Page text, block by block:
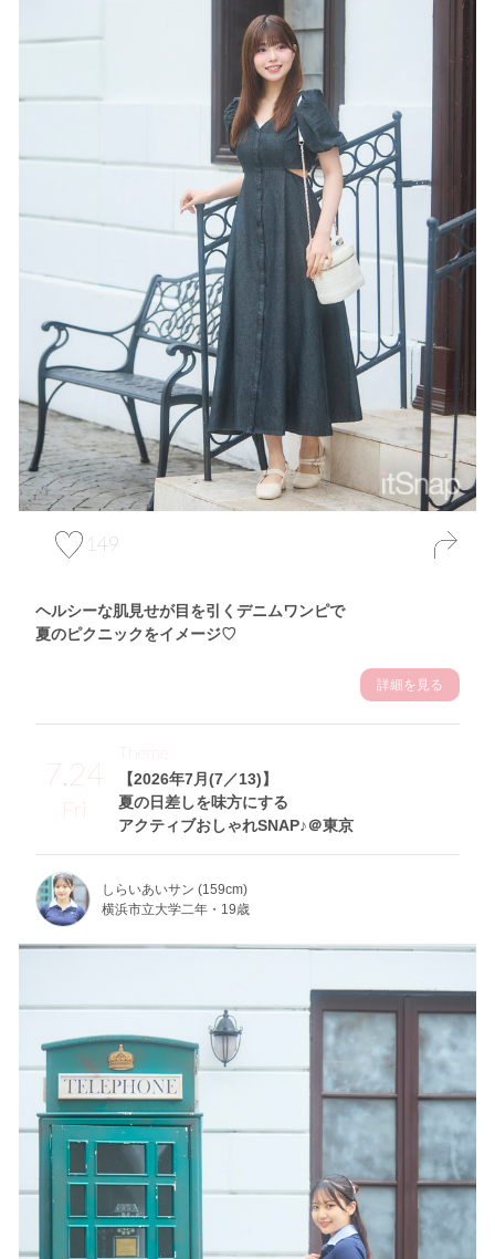
149
ヘルシーな肌見せが目を引くデニムワンピで
夏のピクニックをイメージ♡
詳細を見る
7.24
Fri
【2026年7月(7／13)】
夏の日差しを味方にする
アクティブおしゃれSNAP♪＠東京
Theme
しらいあいサン (159cm)
横浜市立大学二年・19歳